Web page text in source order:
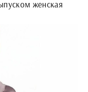
женская